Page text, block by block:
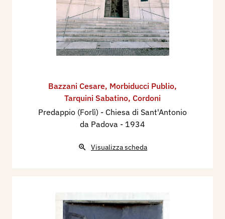
Bazzani Cesare, Morbiducci Publio,
Tarquini Sabatino, Cordoni
Predappio (Forlì) - Chiesa di Sant'Antonio
da Padova - 1934
Visualizza scheda